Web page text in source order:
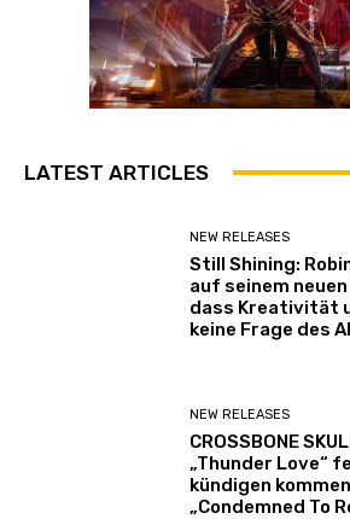
LATEST ARTICLES
NEW RELEASES
Still Shining:
auf seinem neuen
dass Kreativität
keine Frage des
NEW RELEASES
CROSSBONE
„Thunder Love“
kündigen
„Condemned To